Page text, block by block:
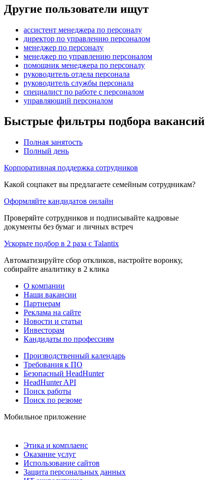
Другие пользователи ищут
ассистент менеджера по персоналу
директор по управлению персоналом
менеджер по персоналу
менеджер по управлению персоналом
помощник менеджера по персоналу
руководитель отдела персонала
руководитель службы персонала
специалист по работе с персоналом
управляющий персоналом
Быстрые фильтры подбора вакансий
Полная занятость
Полный день
Корпоративная поддержка сотрудников
Какой соцпакет вы предлагаете семейным сотрудникам?
Оформляйте кандидатов онлайн
Проверяйте сотрудников и подписывайте кадровые
документы без бумаг и личных встреч
Ускорьте подбор в 2 раза с Talantix
Автоматизируйте сбор откликов, настройте воронку,
собирайте аналитику в 2 клика
О компании
Наши вакансии
Партнерам
Реклама на сайте
Новости и статьи
Инвесторам
Кандидаты по профессиям
Производственный календарь
Требования к ПО
Безопасный HeadHunter
HeadHunter API
Поиск работы
Поиск по резюме
Мобильное приложение
Этика и комплаенс
Оказание услуг
Использование сайтов
Защита персональных данных